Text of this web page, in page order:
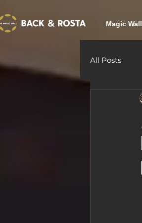
Magic Wall
All Posts